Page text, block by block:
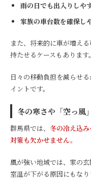
雨の日でも出入りしや
家族の車台数を確保し
また、将来的に車が増え
持たせるケースもあります。
日々の移動負担を減らせ
イントです。
冬の寒さや「空っ風
群馬県では、 冬の冷え込
対策も欠かせません。
風が強い地域では、家の
室温が下がる原因にもなり